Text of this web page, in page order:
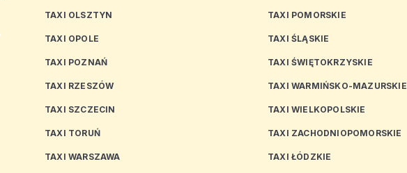
TAXI OLSZTYN
TAXI OPOLE
TAXI POZNAŃ
TAXI RZESZÓW
TAXI SZCZECIN
TAXI TORUŃ
TAXI WARSZAWA
TAXI POMORSKIE
TAXI ŚLĄSKIE
TAXI ŚWIĘTOKRZYSKIE
TAXI WARMIŃSKO-MAZURSKIE
TAXI WIELKOPOLSKIE
TAXI ZACHODNIOPOMORSKIE
TAXI ŁÓDZKIE